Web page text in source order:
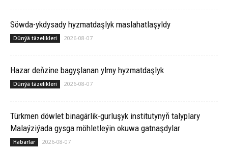
Söwda-ykdysady hyzmatdaşlyk maslahatlaşyldy
Dünýä täzelikleri 2026-08-07
Hazar deňzine bagyşlanan ylmy hyzmatdaşlyk
Dünýä täzelikleri 2026-08-07
Türkmen döwlet binagärlik-gurluşyk institutynyň talyplary
Malaýziýada gysga möhletleýin okuwa gatnaşdylar
Habarlar 2026-08-07